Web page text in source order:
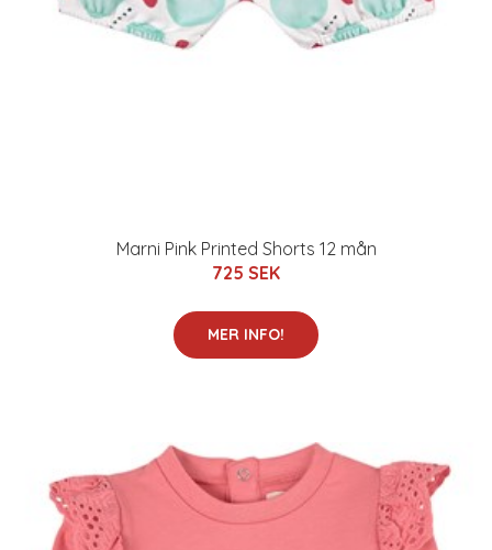
Marni Pink Printed Shorts 12 mån
725 SEK
MER INFO!